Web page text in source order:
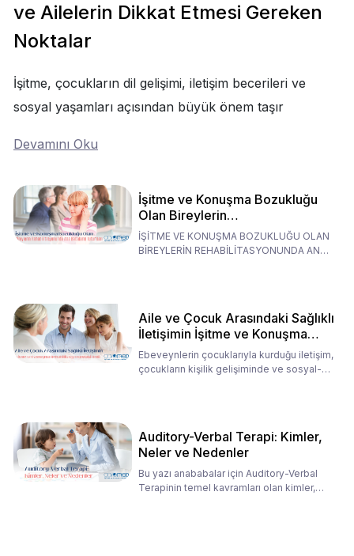
ve Ailelerin Dikkat Etmesi Gereken
Noktalar
İşitme, çocukların dil gelişimi, iletişim becerileri ve
sosyal yaşamları açısından büyük önem taşır
Devamını Oku
İşitme ve Konuşma Bozukluğu
Olan Bireylerin
Rehabilitasyonunda Ana
Babaların Tutumları
İŞİTME VE KONUŞMA BOZUKLUĞU OLAN
BİREYLERİN REHABİLİTASYONUNDA ANA
Aile ve Çocuk Arasındaki Sağlıklı
İletişimin İşitme ve Konuşma
Rehabilitasyonundaki Rolü
Ebeveynlerin çocuklarıyla kurduğu iletişim,
çocukların kişilik gelişiminde ve sosyal-
Auditory-Verbal Terapi: Kimler,
Neler ve Nedenler
Bu yazı anababalar için Auditory-Verbal
Terapinin temel kavramları olan kimler,